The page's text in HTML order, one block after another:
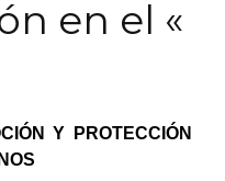
en el «
Y PROTECCIÓN